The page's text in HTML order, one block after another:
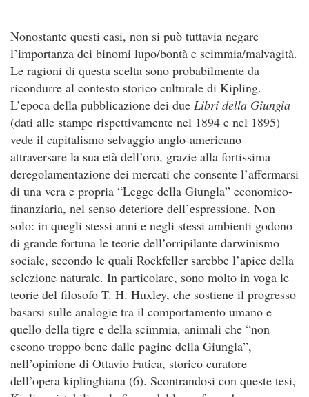
Nonostante questi casi, non si può tuttavia negare
l’importanza dei binomi lupo/bontà e scimmia/malvagità.
Le ragioni di questa scelta sono probabilmente da
ricondurre al contesto storico culturale di Kipling.
L’epoca della pubblicazione dei due Libri della Giungla
(dati alle stampe rispettivamente nel 1894 e nel 1895)
vede il capitalismo selvaggio anglo-americano
attraversare la sua età dell’oro, grazie alla fortissima
deregolamentazione dei mercati che consente l’affermarsi
di una vera e propria “Legge della Giungla” economico-
finanziaria, nel senso deteriore dell’espressione. Non
solo: in quegli stessi anni e negli stessi ambienti godono
di grande fortuna le teorie dell’orripilante darwinismo
sociale, secondo le quali Rockfeller sarebbe l’apice della
selezione naturale. In particolare, sono molto in voga le
teorie del filosofo T. H. Huxley, che sostiene il progresso
basarsi sulle analogie tra il comportamento umano e
quello della tigre e della scimmia, animali che “non
escono troppo bene dalle pagine della Giungla”,
nell’opinione di Ottavio Fatica, storico curatore
dell’opera kiplinghiana (6). Scontrandosi con queste tesi,